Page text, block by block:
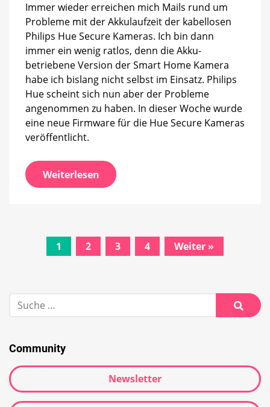
Immer wieder erreichen mich Mails rund um
Probleme mit der Akkulaufzeit der kabellosen
Philips Hue Secure Kameras. Ich bin dann
immer ein wenig ratlos, denn die Akku-
betriebene Version der Smart Home Kamera
habe ich bislang nicht selbst im Einsatz. Philips
Hue scheint sich nun aber der Probleme
angenommen zu haben. In dieser Woche wurde
eine neue Firmware für die Hue Secure Kameras
veröffentlicht.
Weiterlesen
Beitrags-
Navigation
1 2 3 4 Weiter »
Suche
nach:
Suche
Community
Newsletter